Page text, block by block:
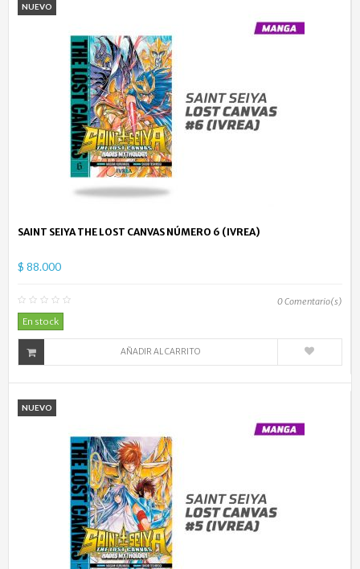
NUEVO
SAINT SEIYA THE LOST CANVAS NÚMERO 6 (IVREA)
$ 88.000
0Comentario(s)
En stock
AÑADIR AL CARRITO
NUEVO